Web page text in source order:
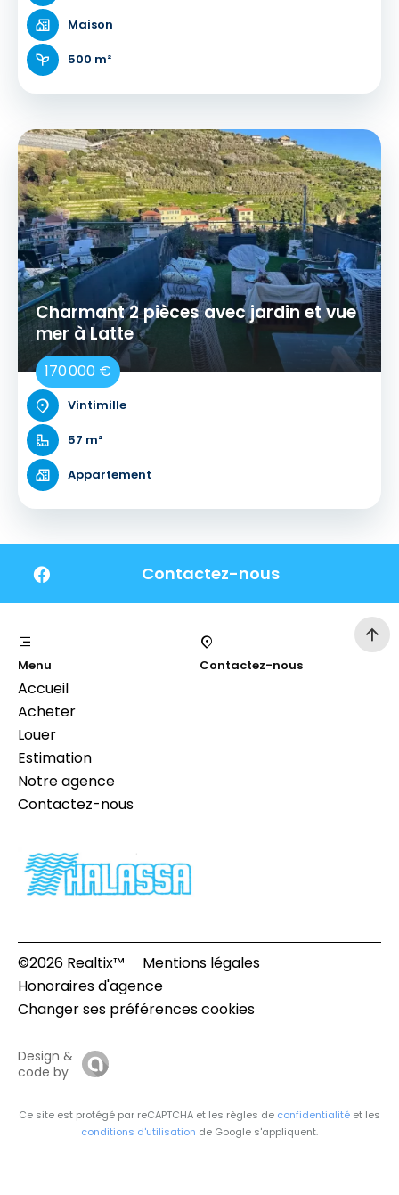
Maison
500 m²
Charmant 2 pièces avec jardin et vue
mer à Latte
170 000 €
Vintimille
57 m²
Appartement
Contactez-nous
Menu
Accueil
Acheter
Louer
Estimation
Notre agence
Contactez-nous
Contactez-nous
©2026 Realtix™
Mentions légales
Honoraires d'agence
Changer ses préférences cookies
Design &
code by
Ce site est protégé par reCAPTCHA et les règles de confidentialité et les
conditions d'utilisation de Google s'appliquent.